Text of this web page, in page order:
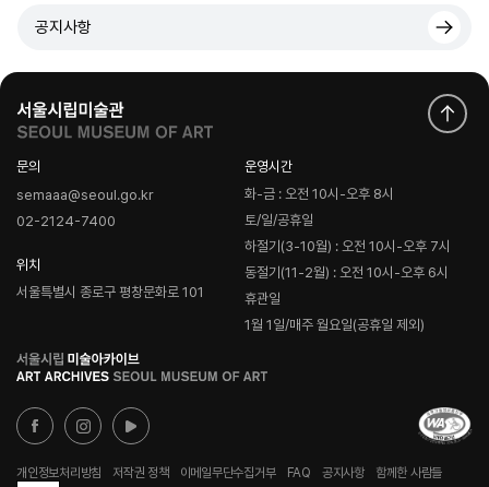
공지사항
문의
semaaa@seoul.go.kr
02-2124-7400
위치
서울특별시 종로구 평창문화로 101
운영시간
화-금 : 오전 10시-오후 8시
토/일/공휴일
하절기(3-10월) : 오전 10시-오후 7시
동절기(11-2월) : 오전 10시-오후 6시
휴관일
1월 1일/매주 월요일(공휴일 제외)
로
고
개인정보처리방침 저작권 정책 이메일무단수집거부 FAQ 공지사항 함께한 사람들